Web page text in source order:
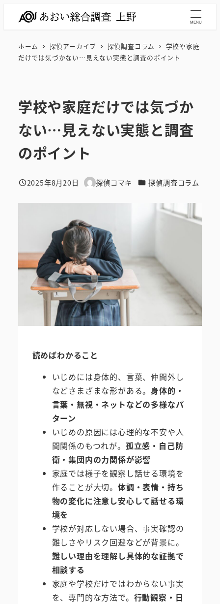
MENU
ホーム 探偵アーカイブ 探偵調査コラム
学校や家庭
だけでは気づかない…見えない実態と調査のポイント
学校や家庭だけでは気づか
ない…見えない実態と調査
のポイント
投稿日
2025年8月20日
著
探偵コマキ カテゴリー
探偵調査コラム
読めばわかること
いじめには身体的、言葉、仲間外し
などさまざまな形がある。 身体的・
言葉・無視・ネットなどの多様なパ
ターン
いじめの原因には心理的な不安や人
間関係のもつれが。 孤立感・自己防
衛・集団内の力関係が影響
家庭では様子を観察し話せる環境を
作ることが大切。 体調・表情・持ち
物の変化に注意し安心して話せる環
境を
学校が対応しない場合、事実確認の
難しさやリスク回避などが背景に。
難しい理由を理解し具体的な証拠で
相談する
家庭や学校だけではわからない事実
を、専門的な方法で。 行動観察・日